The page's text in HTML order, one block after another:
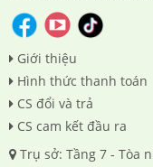
Giới thiệu
Hình thức thanh toán
CS đổi và trả
CS cam kết đầu ra
Trụ sở: Tầng 7 - Tòa